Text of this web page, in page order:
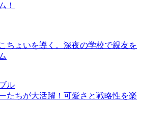
！
ちょいを導く。深夜の学校で親友を
ル
たちが大活躍！可愛さと戦略性を楽